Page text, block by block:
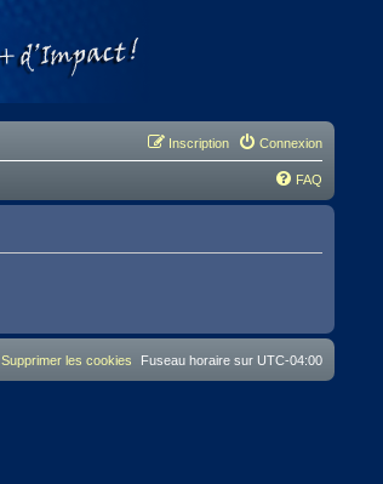
Connexion
Inscription
FAQ
Fuseau horaire sur UTC-04:00
Supprimer les cookies